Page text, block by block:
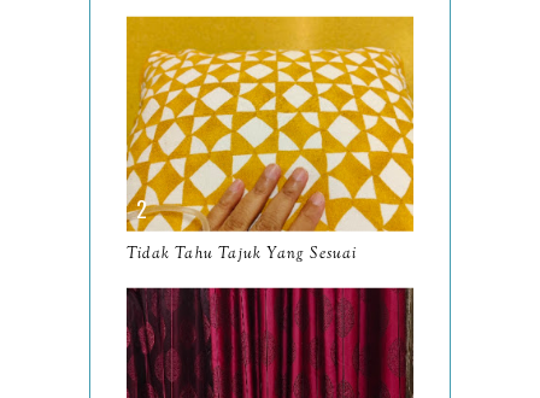
June10
May9
April9
March11
February
January14
2024130
Tidak Tahu Tajuk Yang Sesuai